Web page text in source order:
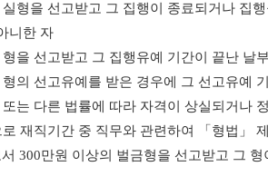
형을 선고받고 그 집행이 종료되거나 집
니한 자
형을 선고받고 그 집행유예 기간이 끝난 날
의 선고유예를 받은 경우에 그 선고유예
는 다른 법률에 따라 자격이 상실되거나
재직기간 중 직무와 관련하여 「 형법 」
300만원 이상의 벌금형을 선고받고 그